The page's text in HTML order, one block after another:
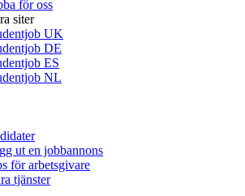
för oss
siter
UK
DE
ES
NL
ut en jobbannons
för arbetsgivare
tjänster